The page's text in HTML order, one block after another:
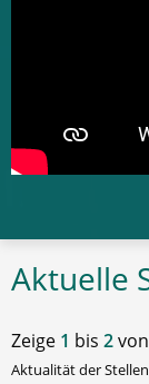
Aktuelle
Zeige 1 bis 2
Aktualität der